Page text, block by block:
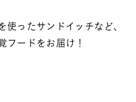
使ったサンドイッチなど、
フードをお届け！